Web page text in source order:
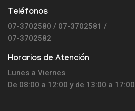
Teléfonos
07-3702580 / 07-3702581 /
07-3702582
Horarios de Atención
Lunes a Viernes
De 08:00 a 12:00 y de 13:00 a 17:00